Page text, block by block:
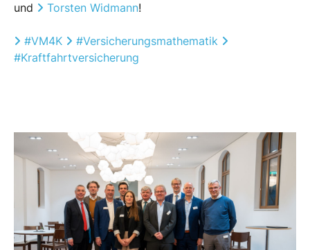
und
Torsten Widmann!
Hashtag
#VM4K Hashtag
#Versicherungsmathematik
#Kraftfahrtversicherung